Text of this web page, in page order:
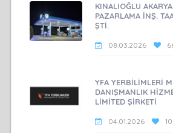
KINALIOĞLU
PAZARLAMA İNŞ.
ŞTİ.
08.03.2026
YFA YERBİLİMLERİ
DANIŞMANLIK
LİMİTED ŞİRKETİ
04.01.2026